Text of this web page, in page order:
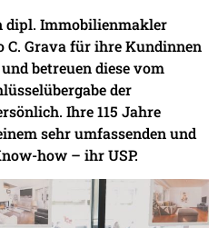
dipl. Immobilienmakler
C. Grava für ihre Kundinnen
betreuen diese vom
der
Ihre 115 Jahre
sehr umfassenden und
how – ihr USP.